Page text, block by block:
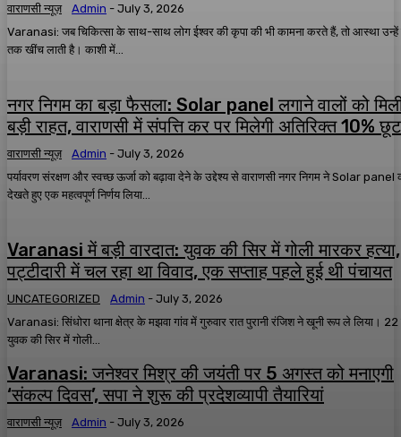
वाराणसी न्यूज़ Admin - July 3, 2026
Varanasi: जब चिकित्सा के साथ-साथ लोग ईश्वर की कृपा की भी कामना करते हैं, तो आस्था उन्हें
तक खींच लाती है। काशी में...
नगर निगम का बड़ा फैसला: Solar panel लगाने वालों को
बड़ी राहत, वाराणसी में संपत्ति कर पर मिलेगी अतिरिक्त 10% छूट
वाराणसी न्यूज़ Admin - July 3, 2026
पर्यावरण संरक्षण और स्वच्छ ऊर्जा को बढ़ावा देने के उद्देश्य से वाराणसी नगर निगम ने Solar panel
देखते हुए एक महत्वपूर्ण निर्णय लिया...
Varanasi में बड़ी वारदात: युवक की सिर में गोली मारकर हत्या,
पट्टीदारी में चल रहा था विवाद, एक सप्ताह पहले हुई थी पंचायत
UNCATEGORIZED Admin - July 3, 2026
Varanasi: सिंधोरा थाना क्षेत्र के मझवा गांव में गुरुवार रात पुरानी रंजिश ने खूनी रूप ले लिया। 22
युवक की सिर में गोली...
Varanasi: जनेश्वर मिश्र की जयंती पर 5 अगस्त को मनाएगी
‘संकल्प दिवस’, सपा ने शुरू की प्रदेशव्यापी तैयारियां
वाराणसी न्यूज़ Admin - July 3, 2026